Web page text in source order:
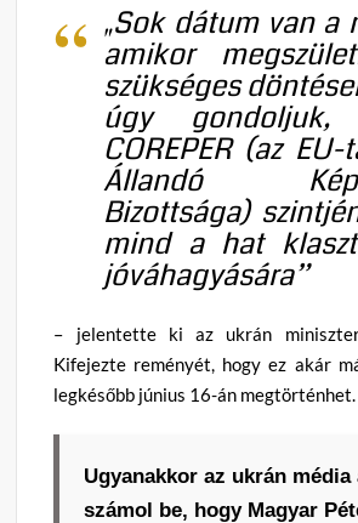
„Sok dátum van a
amikor
szükséges
úgy
COREPER (az
Állandó
Bizottsága)
mind a hat
jóváhagyására”
– jelentette ki az ukrán
Kifejezte reményét, hogy ez akár
legkésőbb június 16-án megtörténhet.
Ugyanakkor az ukrán média
számol be, hogy Magyar